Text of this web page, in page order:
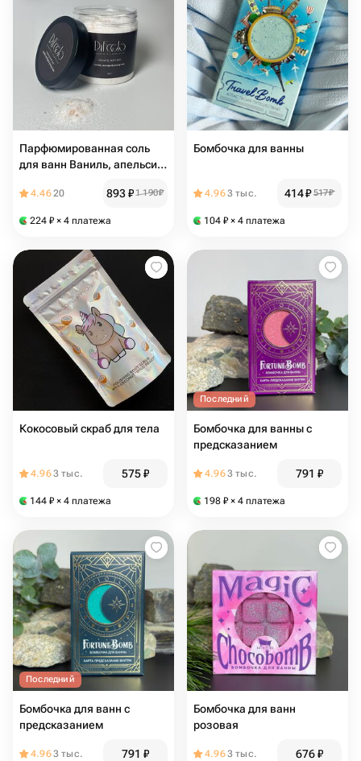
Парфюмированная соль
для ванн Ваниль, апельсин
4.4620 893₽1 190₽
224 ₽ × 4 платежа
Бомбочка для ванны
4.963 тыс. 414₽ 517₽
104 ₽ × 4 платежа
Кокосовый скраб для тела
4.963 тыс. 575₽
144 ₽ × 4 платежа
Последний
Бомбочка для ванны с
предсказанием
4.963 тыс. 791 ₽
198 ₽ × 4 платежа
Последний
Бомбочка для ванн с
предсказанием
4.963 тыс. 791 ₽
Бомбочка для ванн
розовая
4.963 тыс. 676₽